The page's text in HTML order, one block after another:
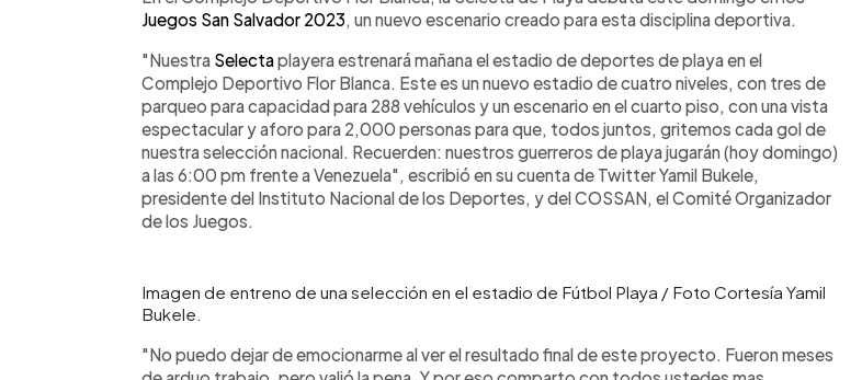
Juegos San Salvador 2023, un nuevo escenario creado para esta disciplina deportiva.
"Nuestra Selectaplayera estrenará mañana el estadio de deportes de playa en el
Complejo Deportivo Flor Blanca. Este es un nuevo estadio de cuatro niveles, con tres de
parqueo para capacidad para 288 vehículos y un escenario en el cuarto piso, con una vista
espectacular y aforo para 2,000 personas para que, todos juntos, gritemos cada gol de
nuestra selección nacional. Recuerden: nuestros guerreros de playa jugarán (hoy domingo)
a las 6:00 pm frente a Venezuela", escribió en su cuenta de Twitter Yamil Bukele,
presidente del Instituto Nacional de los Deportes, y del COSSAN, el Comité Organizador
de los Juegos.
Imagen de entreno de una selección en el estadio de Fútbol Playa / Foto Cortesía Yamil
Bukele.
"No puedo dejar de emocionarme al ver el resultado final de este proyecto. Fueron meses